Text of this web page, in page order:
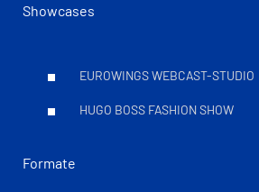
Showcases
EUROWINGS WEBCAST-STUDIO
HUGO BOSS FASHION SHOW
Formate